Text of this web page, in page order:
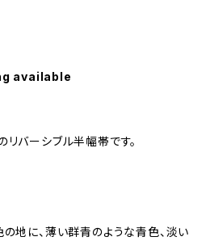
available
バーシブル半幅帯です。
地に、薄い群青のような青色、淡い